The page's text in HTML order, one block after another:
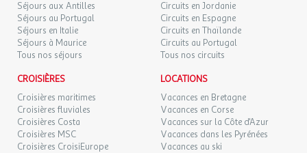
Séjours aux Antilles
Séjours au Portugal
Séjours en Italie
Séjours à Maurice
Tous nos séjours
Circuits en Jordanie
Circuits en Espagne
Circuits en Thaïlande
Circuits au Portugal
Tous nos circuits
CROISIÈRES
Croisières maritimes
Croisières fluviales
Croisières Costa
Croisières MSC
Croisières CroisiEurope
LOCATIONS
Vacances en Bretagne
Vacances en Corse
Vacances sur la Côte d'Azur
Vacances dans les Pyrénées
Vacances au ski